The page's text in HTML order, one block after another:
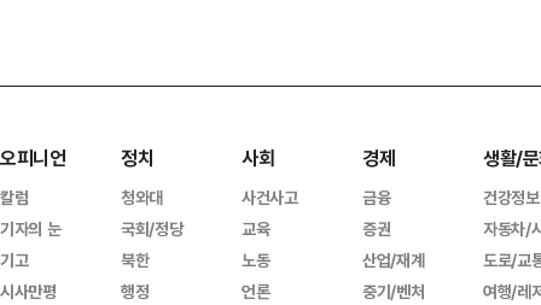
오피니언
칼럼
기자의 눈
기고
시사만평
정치
청와대
국회/정당
북한
행정
사회
사건사고
교육
노동
언론
경제
금융
증권
산업/재계
중기/벤처
생활/
건강정보
자동차/
도로/교
여행/레